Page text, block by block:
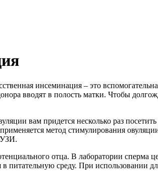
инсеминация – это
вводят в полость матки. Чтобы
вам придется несколько раз
метод стимулирования
УЗИ.
отца. В лаборатории
питательную среду. При